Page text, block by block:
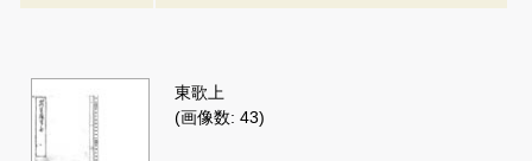
東歌上
(画像数: 43)